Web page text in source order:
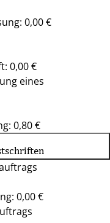
0,00 €
0,00 €
eines
0,80 €
0,00 €